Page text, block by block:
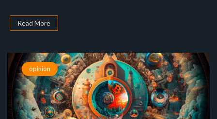
Read More
opinion